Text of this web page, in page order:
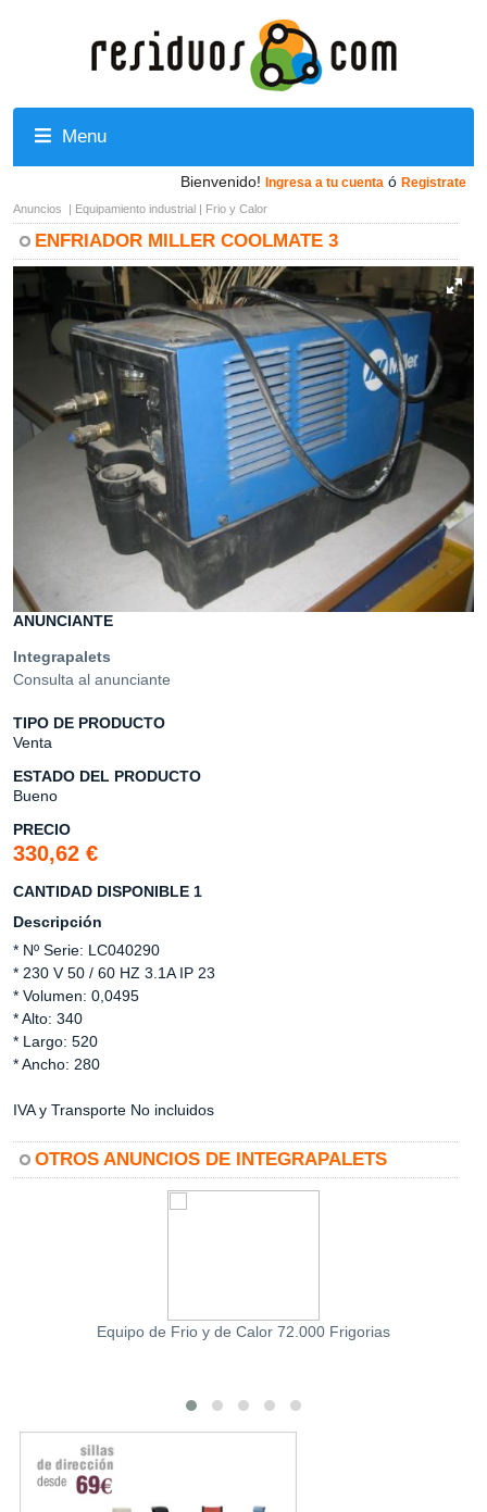
Menu
Bienvenido! Ingresa a tu cuenta ó Registrate
Anuncios | Equipamiento industrial | Frio y Calor
ENFRIADOR MILLER COOLMATE 3
ANUNCIANTE
Integrapalets
Consulta al anunciante
TIPO DE PRODUCTO
Venta
ESTADO DEL PRODUCTO
Bueno
PRECIO
330,62 €
CANTIDAD DISPONIBLE 1
Descripción
* Nº Serie: LC040290
* 230 V 50 / 60 HZ 3.1A IP 23
* Volumen: 0,0495
* Alto: 340
* Largo: 520
* Ancho: 280
IVA y Transporte No incluidos
OTROS ANUNCIOS DE INTEGRAPALETS
Equipo de Frio y de Calor 72.000 Frigorias